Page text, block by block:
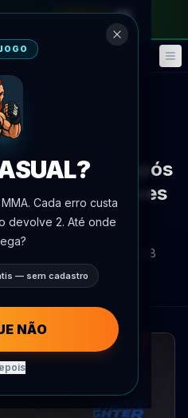
Eventos
cabeça após
Natália Alves
peso
, 21:28
Cada erro custa
devolve 2. Até onde
— sem cadastro
NÃO